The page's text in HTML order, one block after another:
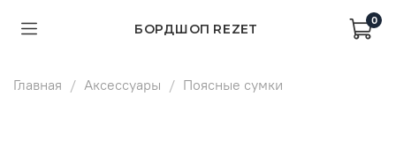
БОРДШОП REZET
0
Главная Аксессуары Поясные сумки